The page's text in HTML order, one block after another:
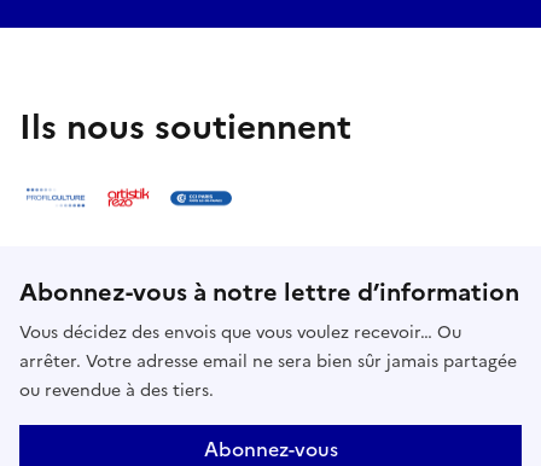
Ils nous soutiennent
Abonnez-vous à notre lettre d’information
Vous décidez des envois que vous voulez recevoir… Ou
arrêter. Votre adresse email ne sera bien sûr jamais partagée
ou revendue à des tiers.
Abonnez-vous